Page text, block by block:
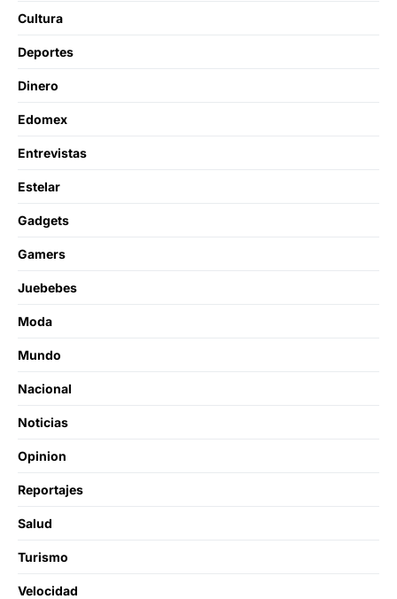
Cultura
Deportes
Dinero
Edomex
Entrevistas
Estelar
Gadgets
Gamers
Juebebes
Moda
Mundo
Nacional
Noticias
Opinion
Reportajes
Salud
Turismo
Velocidad